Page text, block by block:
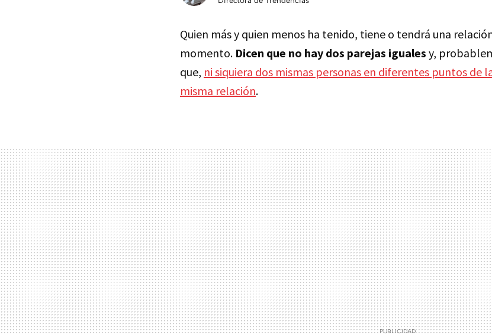
Quien más y quien menos ha tenido, tiene o tendrá una
momento. Dicen que no hay dos parejas iguales y,
que, ni siquiera dos mismas personas en diferentes puntos de
misma relación.